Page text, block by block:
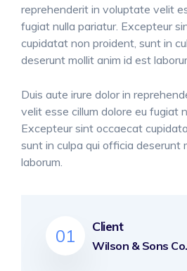
reprehenderit in voluptate velit
fugiat nulla pariatur. Excepteur
cupidatat non proident, sunt in
deserunt mollit anim id est
Duis aute irure dolor in
velit esse cillum dolore eu fugiat
Excepteur sint occaecat
sunt in culpa qui officia deserunt
laborum.
01 Client
Wilson & Sons Co.